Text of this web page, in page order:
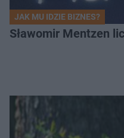
JAK MU IDZIE BIZNES?
Sławomir Mentzen